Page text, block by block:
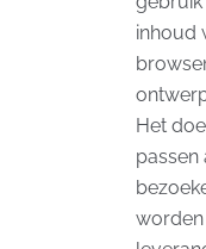
inhoud
Het
passen